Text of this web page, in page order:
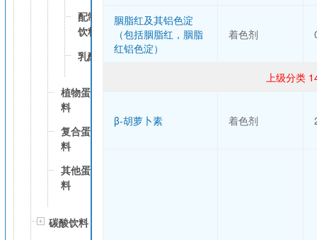
配制型含乳
饮料
乳酸菌饮料
植物蛋白饮
料
复合蛋白饮
料
其他蛋白饮
料
碳酸饮料
胭脂红及其铝色淀
（包括胭脂红，胭脂
红铝色淀）
着色剂
上级分类
β-胡萝卜素 着色剂